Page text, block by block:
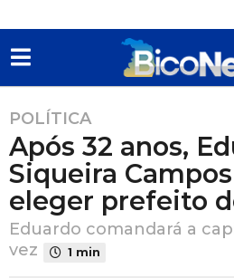
2
a
n
o
s
a
t
POLÍTICA
Após 32 anos,
Siqueira
eleger prefeito
Eduardo comandará a
vez
1 min